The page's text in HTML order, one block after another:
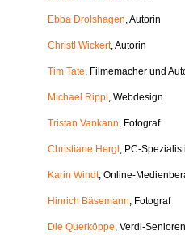
Ebba Drolshagen, Autorin
Christl Wickert, Autorin
Tim Tate, Filmemacher und
Michael Rippl , Webdesign
Tristan Vankann, Fotograf
Christiane Hergl , PC-
Karin Windt, Online-
Hinrich Bäsemann, Fotograf
Die Querköppe, Verdi-